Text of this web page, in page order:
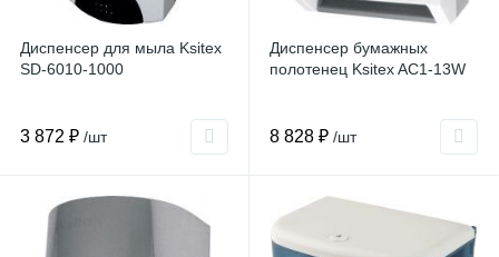
Диспенсер для мыла Ksitex
SD-6010-1000
3 872 ₽ /шт
Диспенсер бумажных
полотенец Ksitex AC1-13W
8 828 ₽ /шт